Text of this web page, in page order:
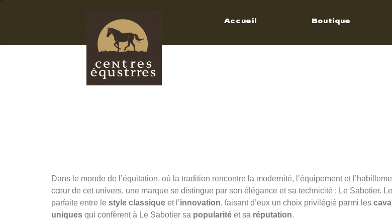
Accueil Boutique
Le Sabotier
Vêtements
Dans le monde de l’équitation, où la tradition rencontre la modernité, l’équipement et
cœur de cet univers, une marque se distingue par son élégance et sa technicité : Le Sabotier.
parfaite entre le style classique et l’innovation, faisant d’eux un choix privilégié parmi les
uniques qui confèrent à Le Sabotier sa popularité et sa réputation.